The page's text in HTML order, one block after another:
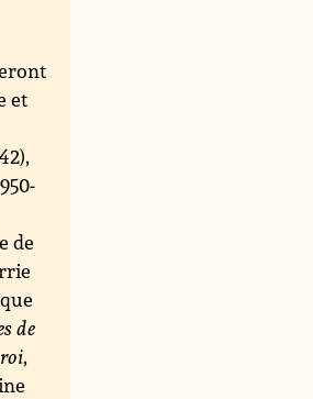
et
de
de
,